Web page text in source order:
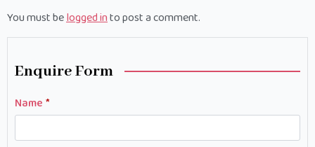
You must belogged into post a comment.
Enquire Form
Name *